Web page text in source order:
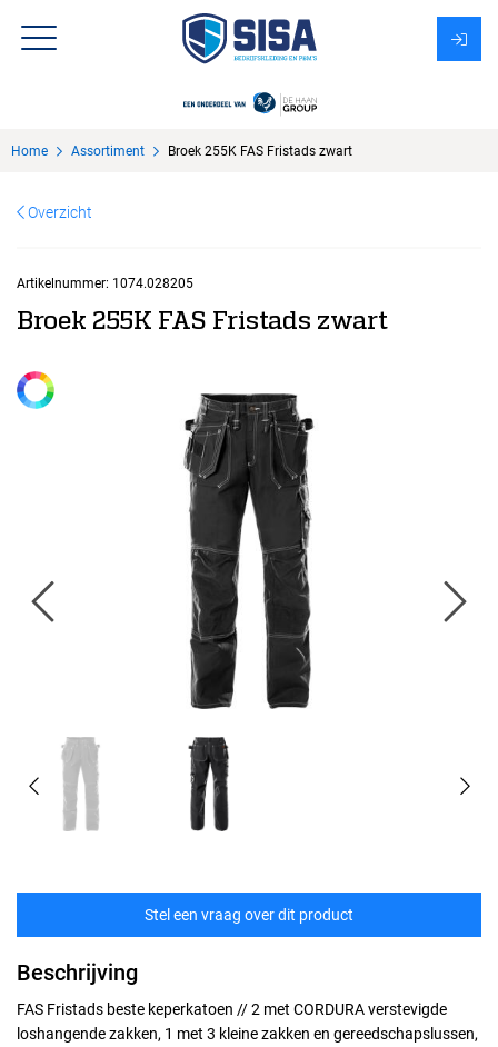
Over Sisa
KMS
Uitzendbureau?
Home Assortiment Broek 255K FAS Fristads zwart
Overzicht
Artikelnummer: 1074.028205
Broek 255K FAS Fristads zwart
Stel een vraag over dit product
Beschrijving
FAS Fristads beste keperkatoen // 2 met CORDURA verstevigde
loshangende zakken, 1 met 3 kleine zakken en gereedschapslussen,